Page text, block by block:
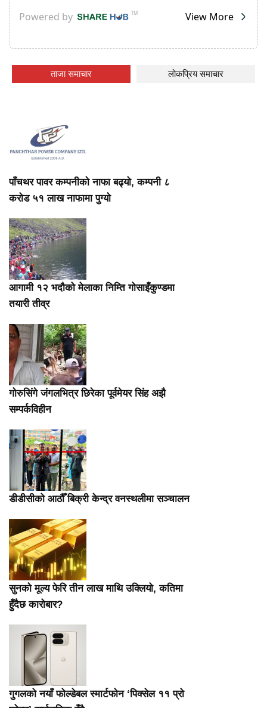
ताजा समाचार लोकप्रिय समाचार
पाँचथर पावर कम्पनीको नाफा बढ्यो, कम्पनी ८
करोड ५१ लाख नाफामा पुग्यो
आगामी १२ भदौको मेलाका निम्ति गोसाइँकुण्डमा
तयारी तीव्र
गोरुसिंगे जंगलभित्र छिरेका पूर्वमेयर सिंह अझै
सम्पर्कविहीन
डीडीसीको आठौँ बिक्री केन्द्र वनस्थलीमा सञ्चालन
सुनको मूल्य फेरि तीन लाख माथि उक्लियो, कतिमा
हुँदैछ कारोबार?
गुगलको नयाँ फोल्डेबल स्मार्टफोन ‘पिक्सेल ११ प्रो